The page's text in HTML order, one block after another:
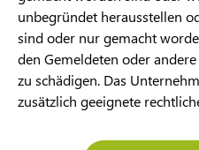
unbegründet herausstellen
sind oder nur gemacht
den Gemeldeten oder
zu schädigen. Das
zusätzlich geeignete